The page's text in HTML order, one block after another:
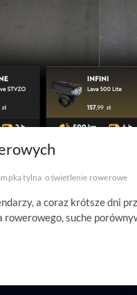
tylna oświetlenie rowerowe
a coraz krótsze dni
rowerowego, suche